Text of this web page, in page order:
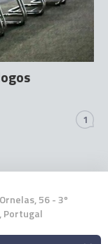
1
56 - 3º
Portugal